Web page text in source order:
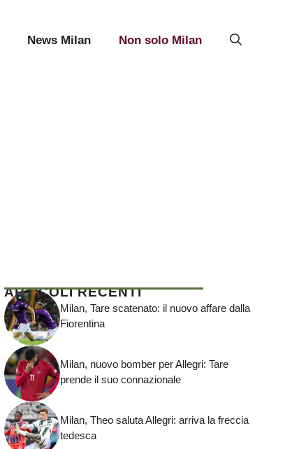
News Milan Non solo Milan
ARTICOLI RECENTI
Milan, Tare scatenato: il nuovo affare dalla
Fiorentina
Milan, nuovo bomber per Allegri: Tare
prende il suo connazionale
Milan, Theo saluta Allegri: arriva la freccia
tedesca